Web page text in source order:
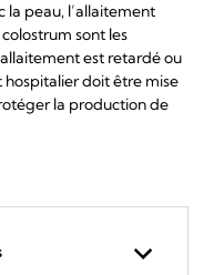
la peau, l’allaitement
sont les
est retardé ou
doit être mise
la production de